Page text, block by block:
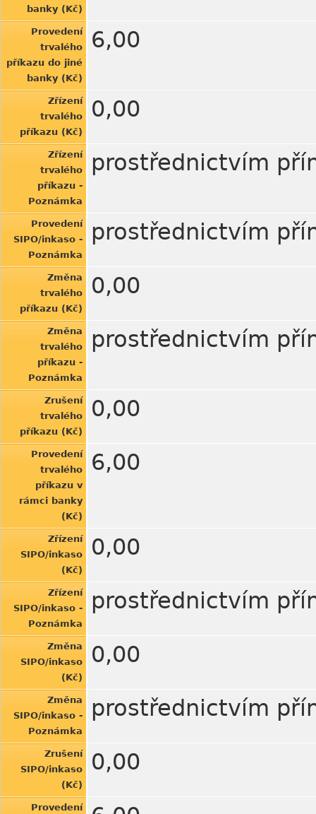
banky (Kč)
Provedení
trvalého
příkazu do jiné
banky (Kč)
6,00
Zřízení
trvalého
příkazu (Kč)
0,00
Zřízení
trvalého
příkazu -
Poznámka
prostřednictvím
Provedení
SIPO/inkaso -
Poznámka
prostřednictvím
Změna
trvalého
příkazu (Kč)
0,00
Změna
trvalého
příkazu -
Poznámka
prostřednictvím
Zrušení
trvalého
příkazu (Kč)
0,00
Provedení
trvalého
příkazu v
rámci banky
(Kč)
6,00
Zřízení
SIPO/inkaso
(Kč)
0,00
Zřízení
SIPO/inkaso -
Poznámka
prostřednictvím
Změna
SIPO/inkaso
(Kč)
0,00
Změna
SIPO/inkaso -
Poznámka
prostřednictvím
Zrušení
SIPO/inkaso
(Kč)
0,00
Provedení